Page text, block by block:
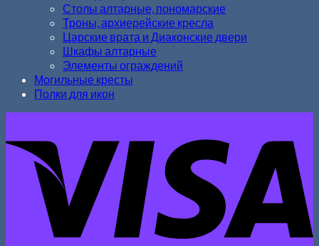
Столы алтарные, пономарские
Троны, архиерейские кресла
Царские врата и Диаконские двери
Шкафы алтарные
Элементы ограждений
Могильные кресты
Полки для икон